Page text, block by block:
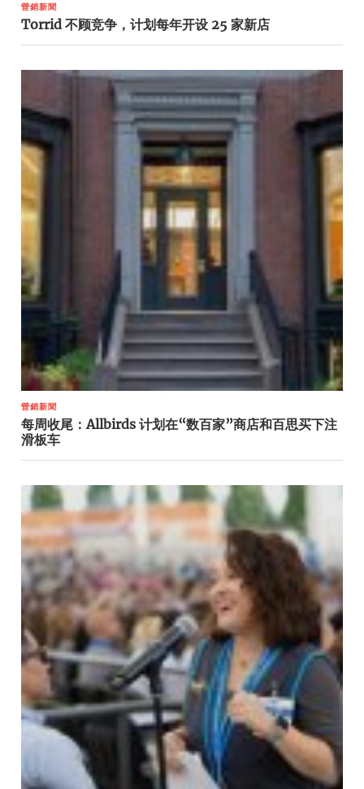
營銷新聞
Torrid 不顾竞争，计划每年开设 25 家新店
營銷新聞
每周收尾：Allbirds 计划在“数百家”商店和百思买下注
滑板车